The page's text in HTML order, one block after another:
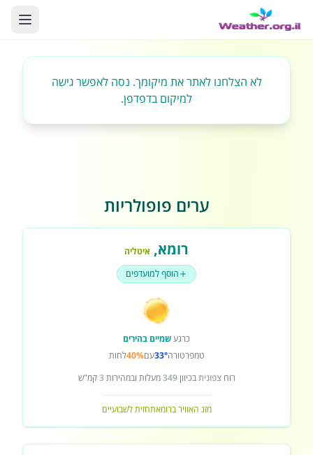
לא הצלחנו לאתר את מיקומך. נסה לאפשר גישה
למיקום בדפדפן.
ערים פופולריות
רומא, איטליה
הוסף למועדפים
כרגעשמיים בהירים
טמפרטורה33°עם40%לחות
רוחצפוניתבכיוון349מעלות ובמהירות 3קמ"ש
מזג האוויר ברומאתחזית לשבועיים